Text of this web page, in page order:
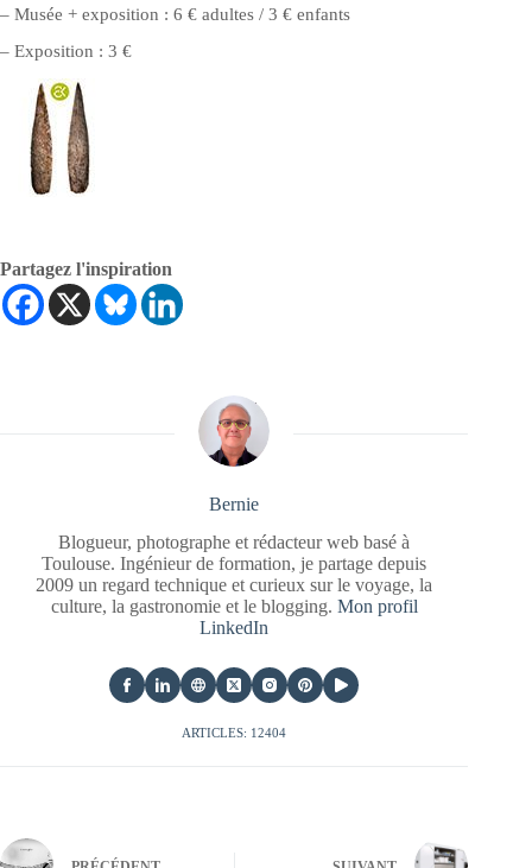
– Musée + exposition : 6 € adultes / 3 € enfants
– Exposition : 3 €
Partagez l'inspiration
Bernie
Blogueur, photographe et rédacteur web basé à
Toulouse. Ingénieur de formation, je partage depuis
2009 un regard technique et curieux sur le voyage, la
culture, la gastronomie et le blogging. Mon profil
LinkedIn
ARTICLES: 12404